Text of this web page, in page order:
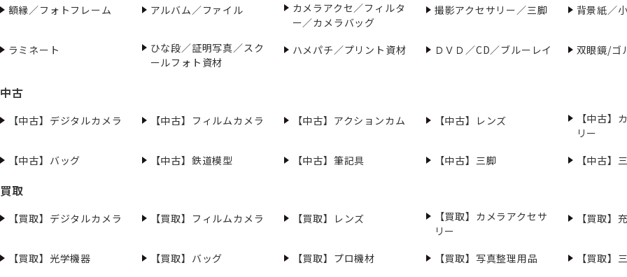
額縁／フォトフレーム
アルバム／ファイル
カメラアクセ／フィルタ
ー／カメラバッグ
撮影アクセサリー／三脚 背景紙／
ラミネート
ひな段／証明写真／スク
ールフォト資材
ハメパチ／プリント資材 ＤＶＤ／CD／ブルーレイ 双眼鏡/ゴ
中古
【中古】デジタルカメラ 【中古】フィルムカメラ 【中古】アクションカム 【中古】レンズ
【中古】
リー
【中古】バッグ
【中古】鉄道模型 【中古】筆記具 【中古】三脚 【中古】
買取
【買取】デジタルカメラ 【買取】フィルムカメラ 【買取】レンズ
【買取】カメラアクセサ
リー
【買取】
【買取】光学機器 【買取】バッグ 【買取】プロ機材 【買取】写真整理用品 【買取】